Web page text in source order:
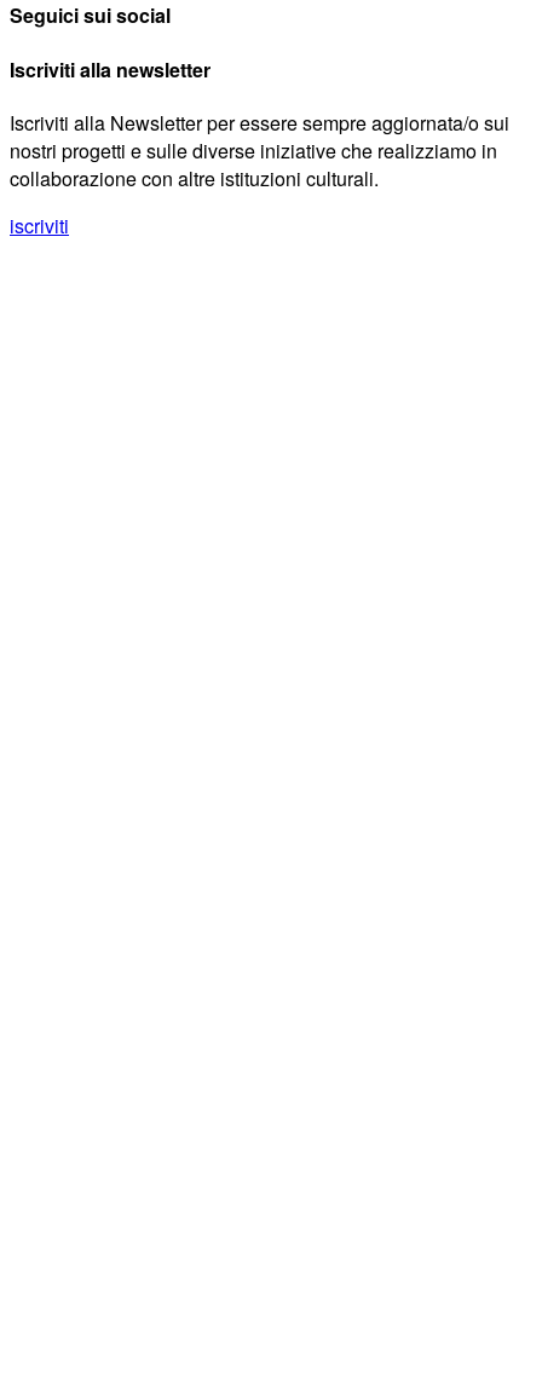
Seguici sui social
Iscriviti alla newsletter
Iscriviti alla Newsletter per essere sempre aggiornata/o sui
nostri progetti e sulle diverse iniziative che realizziamo in
collaborazione con altre istituzioni culturali.
iscriviti